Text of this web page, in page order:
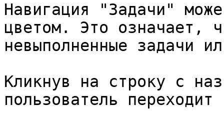
Навигация "Задачи"
цветом. Это означает,
невыполненные задачи
Кликнув на строку с
пользователь